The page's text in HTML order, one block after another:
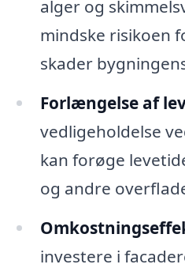
alger og
mindske risikoen
skader
Forlængelse af
vedligeholdelse
kan forøge
og andre
investere i